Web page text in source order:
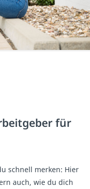
für
schnell merken: Hier
auch, wie du dich